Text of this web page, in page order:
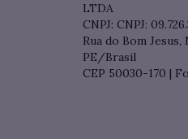
LTDA
CNPJ: CNPJ:
Rua do Bom Jesus,
PE/Brasil
CEP 50030-170 |